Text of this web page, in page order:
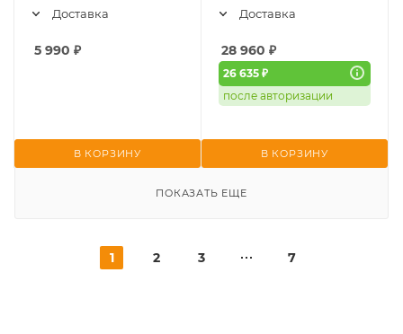
Доставка
5 990 ₽
В КОРЗИНУ
Доставка
28 960 ₽
26 635 ₽
после авторизации
В КОРЗИНУ
ПОКАЗАТЬ ЕЩЕ
1 2 3 7